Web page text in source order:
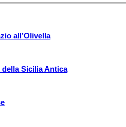
all’Olivella
Sicilia Antica